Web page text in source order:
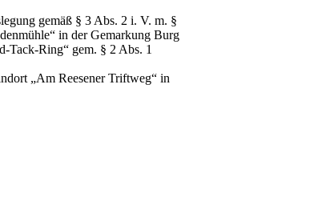
gemäß § 3 Abs. 2 i. V. m. §
in der Gemarkung Burg
Tack-Ring“ gem. § 2 Abs. 1
„Am Reesener Triftweg“ in